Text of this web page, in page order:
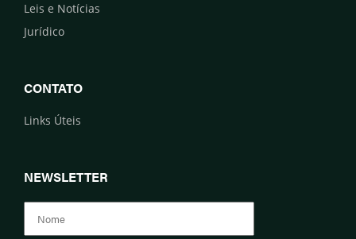
Leis e Notícias
Jurídico
CONTATO
Links Úteis
NEWSLETTER